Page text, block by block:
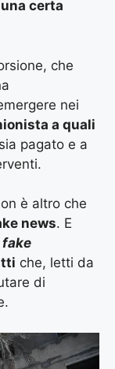
una certa
che
nei
a quali
pagato e a
è altro che
news. E
fake
che, letti da
di